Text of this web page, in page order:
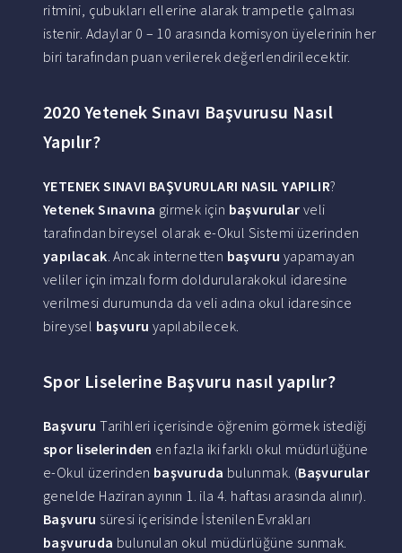
ritmini, çubukları ellerine alarak trampetle çalması
istenir. Adaylar 0 – 10 arasında komisyon üyelerinin her
biri tarafından puan verilerek değerlendirilecektir.
2020 Yetenek Sınavı Başvurusu Nasıl
Yapılır?
YETENEK SINAVI BAŞVURULARI NASIL YAPILIR?
Yetenek Sınavına girmek için başvurular veli
tarafından bireysel olarak e-Okul Sistemi üzerinden
yapılacak. Ancak internetten başvuru yapamayan
veliler için imzalı form doldurularakokul idaresine
verilmesi durumunda da veli adına okul idaresince
bireysel başvuru yapılabilecek.
Spor Liselerine Başvuru nasıl yapılır?
Başvuru Tarihleri içerisinde öğrenim görmek istediği
spor liselerinden en fazla iki farklı okul müdürlüğüne
e-Okul üzerinden başvuruda bulunmak. (Başvurular
genelde Haziran ayının 1. ila 4. haftası arasında alınır).
Başvuru süresi içerisinde İstenilen Evrakları
başvuruda bulunulan okul müdürlüğüne sunmak.